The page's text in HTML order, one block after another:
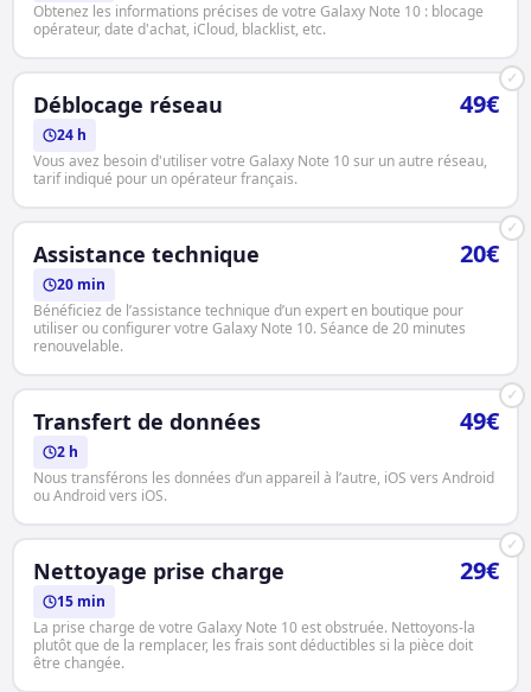
Obtenez les informations précises de votre Galaxy Note 10 : blocage
opérateur, date d'achat, iCloud, blacklist, etc.
✓
Déblocage réseau 49€
24 h
Vous avez besoin d'utiliser votre Galaxy Note 10 sur un autre réseau,
tarif indiqué pour un opérateur français.
✓
Assistance technique 20€
20 min
Bénéficiez de l’assistance technique d’un expert en boutique pour
utiliser ou configurer votre Galaxy Note 10. Séance de 20 minutes
renouvelable.
✓
Transfert de données 49€
2 h
Nous transférons les données d’un appareil à l’autre, iOS vers Android
ou Android vers iOS.
✓
Nettoyage prise charge 29€
15 min
La prise charge de votre Galaxy Note 10 est obstruée. Nettoyons-la
plutôt que de la remplacer, les frais sont déductibles si la pièce doit
être changée.